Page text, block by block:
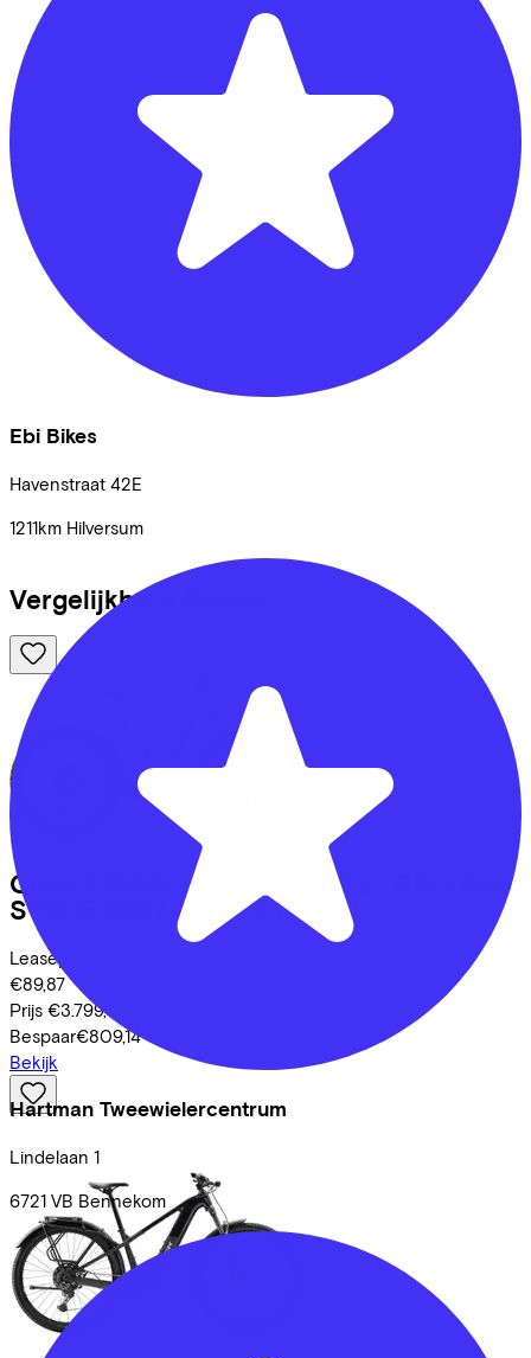
Ebi Bikes
Havenstraat 42E
1211km Hilversum
Hartman Tweewielercentrum
Lindelaan 1
6721 VB Bennekom
Vergelijkbare fietsen
Cube
STEREO HYBRID ONE22 PRO 800
STONEGREY/BLACK (2026)
Leaseprijs p/m vanaf
€89,87
Prijs €3.799,00
Bespaar€809,14
Bekijk